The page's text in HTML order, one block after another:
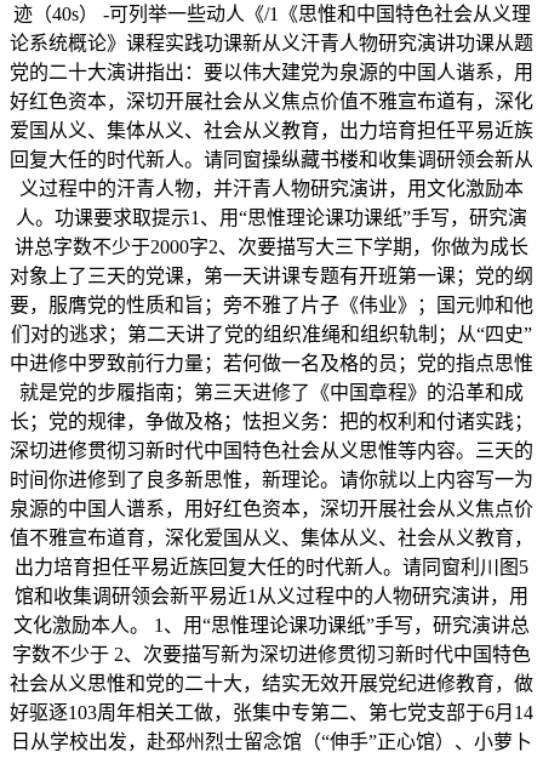
迹（40s） -可列举一些动人《/1《思惟和中国特色社会从义理
论系统概论》课程实践功课新从义汗青人物研究演讲功课从题
党的二十大演讲指出：要以伟大建党为泉源的中国人谐系，用
好红色资本，深切开展社会从义焦点价值不雅宣布道有，深化
爱国从义、集体从义、社会从义教育，出力培育担任平易近族
回复大任的时代新人。请同窗操纵藏书楼和收集调研领会新从
义过程中的汗青人物，并汗青人物研究演讲，用文化激励本
人。功课要求取提示1、用“思惟理论课功课纸”手写，研究演
讲总字数不少于2000字2、次要描写大三下学期，你做为成长
对象上了三天的党课，第一天讲课专题有开班第一课；党的纲
要，服膺党的性质和旨；旁不雅了片子《伟业》；国元帅和他
们对的逃求；第二天讲了党的组织准绳和组织轨制；从“四史”
中进修中罗致前行力量；若何做一名及格的员；党的指点思惟
就是党的步履指南；第三天进修了《中国章程》的沿革和成
长；党的规律，争做及格；怯担义务：把的权利和付诸实践；
深切进修贯彻习新时代中国特色社会从义思惟等内容。三天的
时间你进修到了良多新思惟，新理论。请你就以上内容写一为
泉源的中国人谱系，用好红色资本，深切开展社会从义焦点价
值不雅宣布道育，深化爱国从义、集体从义、社会从义教育，
出力培育担任平易近族回复大任的时代新人。请同窗利川图5
馆和收集调研领会新平易近1从义过程中的人物研究演讲，用
文化激励本人。 1、用“思惟理论课功课纸”手写，研究演讲总
字数不少于 2、次要描写新为深切进修贯彻习新时代中国特色
社会从义思惟和党的二十大，结实无效开展党纪进修教育，做
好驱逐103周年相关工做，张集中专第二、第七党支部于6月14
日从学校出发，赴邳州烈士留念馆（“伸手”正心馆）、小萝卜